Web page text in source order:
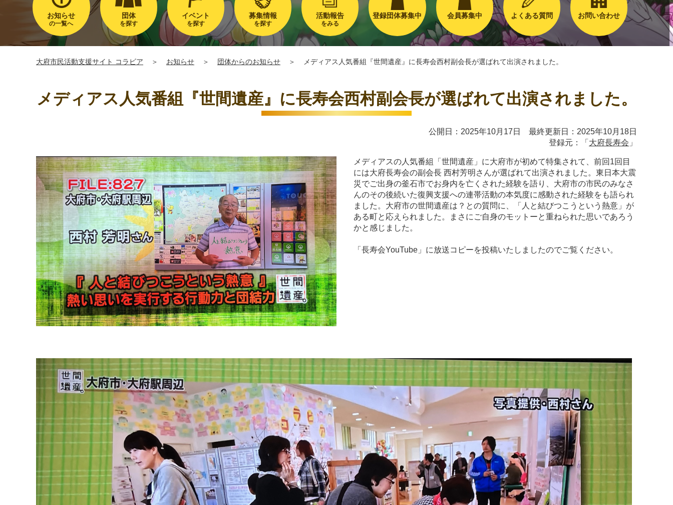
お知らせ
の一覧へ
団体
を探す
イベント
を探す
募集情報
を探す
活動報告
をみる
登録団体募集中 会員募集中 よくある質問 お問い合わせ
大府市民活動支援サイト コラビア ＞ お知らせ ＞ 団体からのお知らせ ＞ メディアス人気番組『世間遺産』に長寿会西村副会長が選ばれて出演されました。
メディアス人気番組『世間遺産』に長寿会西村副会長が選ばれて出演されました。
公開日：2025年10月17日 最終更新日：2025年10月18日
登録元：「 大府長寿会 」
メディアスの人気番組「世間遺産」に大府市が初めて特集されて、前回1回目
には大府長寿会の副会長 西村芳明さんが選ばれて出演されました。東日本大震
災でご出身の釜石市でお身内を亡くされた経験を語り、大府市の市民のみなさ
んのその後続いた復興支援への連帯活動の本気度に感動された経験をも語られ
ました。大府市の世間遺産は？との質問に、「人と結びつこうという熱意」が
ある町と応えられました。まさにご自身のモットーと重ねられた思いであろう
かと感じました。
「長寿会YouTube」に放送コピーを投稿いたしましたのでご覧ください。